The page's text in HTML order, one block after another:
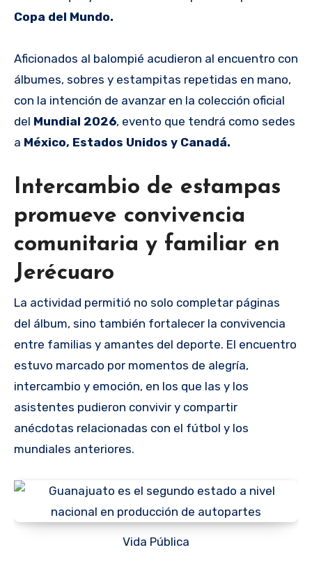
Copa del Mundo.
Aficionados al balompié acudieron al encuentro con
álbumes, sobres y estampitas repetidas en mano,
con la intención de avanzar en la colección oficial
del Mundial 2026, evento que tendrá como sedes
a México, Estados Unidos y Canadá.
Intercambio de estampas
promueve convivencia
comunitaria y familiar en
Jerécuaro
La actividad permitió no solo completar páginas
del álbum, sino también fortalecer la convivencia
entre familias y amantes del deporte. El encuentro
estuvo marcado por momentos de alegría,
intercambio y emoción, en los que las y los
asistentes pudieron convivir y compartir
anécdotas relacionadas con el fútbol y los
mundiales anteriores.
Vida Pública